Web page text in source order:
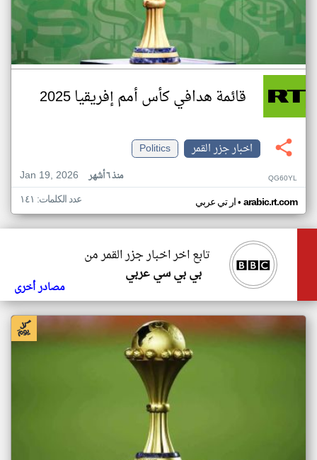
قائمة هدافي كأس أمم إفريقيا 2025
اخبار جزر القمر
Politics
Jan 19, 2026
منذ ٦ أشهر QG60YL
ار تي عربي• arabic.rt.com عدد الكلمات: ١٤١
تابع اخر اخبار جزر القمر من
بي بي سي عربي
مصادر أخرى